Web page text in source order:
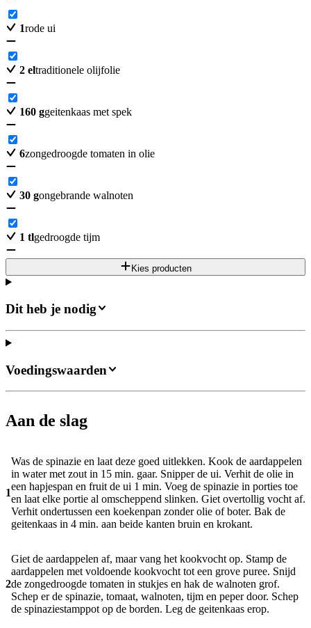
1rode ui
2 eltraditionele olijfolie
160 ggeitenkaas met spek
6zongedroogde tomaten in olie
30 gongebrande walnoten
1 tlgedroogde tijm
Kies producten
Dit heb je nodig
Aan de slag
1
Was de spinazie en laat deze goed uitlekken. Kook de aardappelen
in water met zout in 15 min. gaar. Snipper de ui. Verhit de olie in
een hapjespan en fruit de ui 1 min. Voeg de spinazie in porties toe
en laat elke portie al omscheppend slinken. Giet overtollig vocht af.
Verhit ondertussen een koekenpan zonder olie of boter. Bak de
geitenkaas in 4 min. aan beide kanten bruin en krokant.
2
Giet de aardappelen af, maar vang het kookvocht op. Stamp de
aardappelen met voldoende kookvocht tot een grove puree. Snijd
de zongedroogde tomaten in stukjes en hak de walnoten grof.
Schep er de spinazie, tomaat, walnoten, tijm en peper door. Schep
de spinaziestamppot op de borden. Leg de geitenkaas erop.
Voedingswaarden